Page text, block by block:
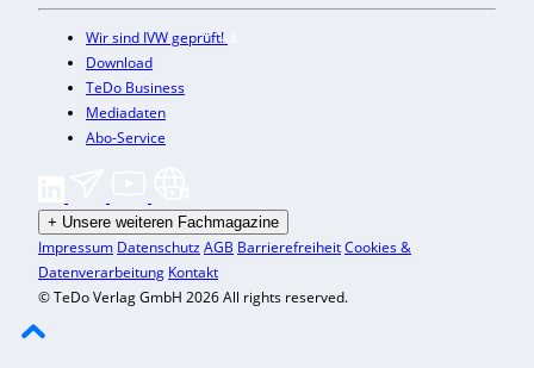
Wir sind IVW geprüft!
Download
TeDo Business
Mediadaten
Abo-Service
+ Unsere weiteren Fachmagazine
Impressum DatenschutzAGB BarrierefreiheitCookies &
Datenverarbeitung Kontakt
© TeDo Verlag GmbH 2026 All rights reserved.